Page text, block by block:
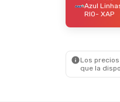
RIO- XAP
Los
que la